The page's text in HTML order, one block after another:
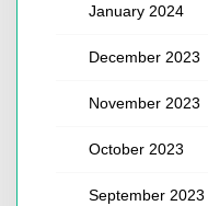
January 2024
December 2023
November 2023
October 2023
September 2023